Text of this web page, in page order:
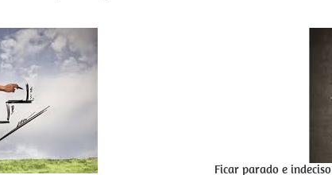
Ficar parado e indeciso